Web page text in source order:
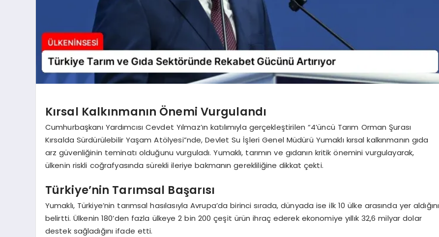
Kırsal Kalkınmanın Önemi Vurgulandı
Cumhurbaşkanı Yardımcısı Cevdet Yılmaz’ın katılımıyla gerçekleştirilen “4’üncü Tarım Orman Şurası
Kırsalda Sürdürülebilir Yaşam Atölyesi”nde, Devlet Su İşleri Genel Müdürü Yumaklı kırsal kalkınmanın gıda
arz güvenliğinin teminatı olduğunu vurguladı. Yumaklı, tarımın ve gıdanın kritik önemini vurgulayarak,
ülkenin riskli coğrafyasında sürekli ileriye bakmanın gerekliliğine dikkat çekti.
Türkiye’nin Tarımsal Başarısı
Yumaklı, Türkiye’nin tarımsal hasılasıyla Avrupa’da birinci sırada, dünyada ise ilk 10 ülke arasında yer aldığını
belirtti. Ülkenin 180’den fazla ülkeye 2 bin 200 çeşit ürün ihraç ederek ekonomiye yıllık 32,6 milyar dolar
destek sağladığını ifade etti.